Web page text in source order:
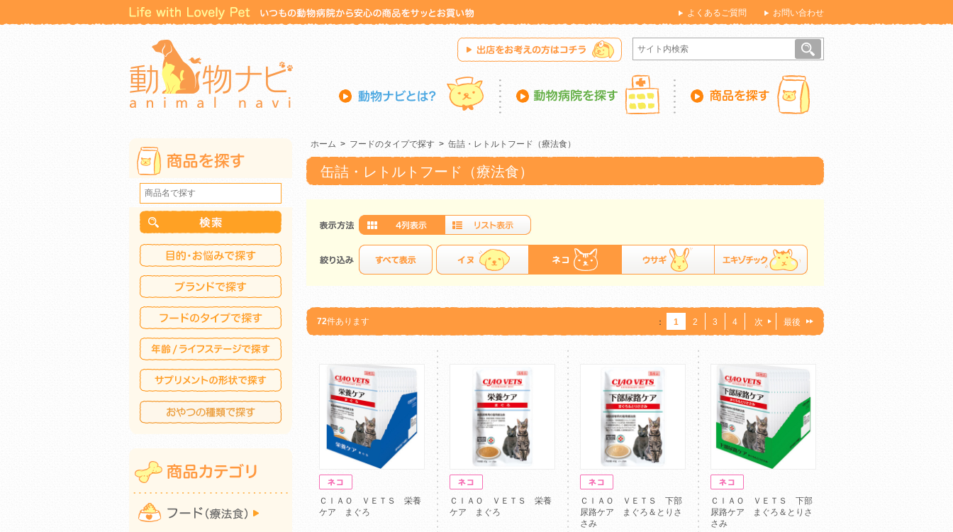
よくあるご質問 お問い合わせ
ホーム > フードのタイプで探す > 缶詰・レトルトフード（療法食）
缶詰・レトルトフード（療法食）
72件あります ： 1 2 3 4 次 最後
ＣＩＡＯ ＶＥＴＳ 栄養
ケア まぐろ
ＣＩＡＯ ＶＥＴＳ 栄養
ケア まぐろ
ＣＩＡＯ ＶＥＴＳ 下部
尿路ケア まぐろ＆とりさ
さみ
ＣＩＡＯ ＶＥＴＳ 下部
尿路ケア まぐろ＆とりさ
さみ